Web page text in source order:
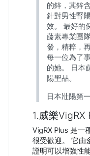
的鋅，其鋅
針對男性腎
效。 最好的
藤素專業團
發，精粹，
每一位為了
的她。 日本
陽聖品。
日本壯陽第
1.威樂VigRX
VigRX Plus 是一
很受歡迎。 它由
證明可以增強性